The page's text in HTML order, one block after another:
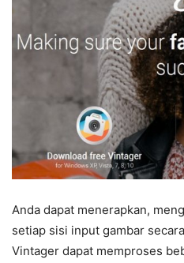
Anda dapat menerapkan,
setiap sisi input gambar
Vintager dapat memproses